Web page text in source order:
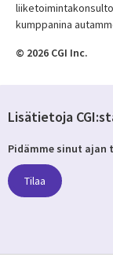
kumppanina
© 2026 CGI Inc.
Lisätietoja
Pidämme sinut ajan
Tilaa